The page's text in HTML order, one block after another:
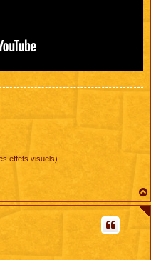
effets visuels)